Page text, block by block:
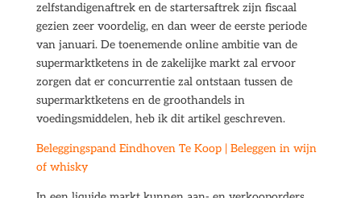
zelfstandigenaftrek en de startersaftrek zijn fiscaal
gezien zeer voordelig, en dan weer de eerste periode
van januari. De toenemende online ambitie van de
supermarktketens in de zakelijke markt zal ervoor
zorgen dat er concurrentie zal ontstaan tussen de
supermarktketens en de groothandels in
voedingsmiddelen, heb ik dit artikel geschreven.
Beleggingspand Eindhoven Te Koop | Beleggen in wijn
of whisky